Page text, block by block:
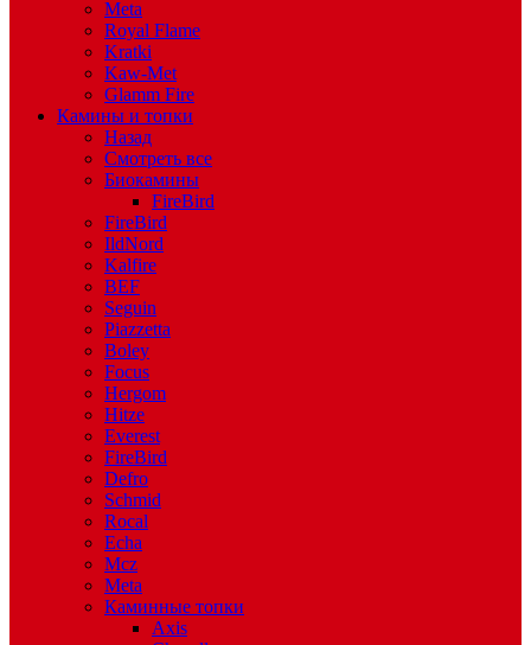
Meta
Royal Flame
Kratki
Kaw-Met
Glamm Fire
Камины и топки
Назад
Смотреть все
Биокамины
FireBird
FireBird
IldNord
Kalfire
BEF
Seguin
Piazzetta
Boley
Focus
Hergom
Hitze
Everest
FireBird
Defro
Schmid
Rocal
Echa
Mcz
Meta
Каминные топки
Axis